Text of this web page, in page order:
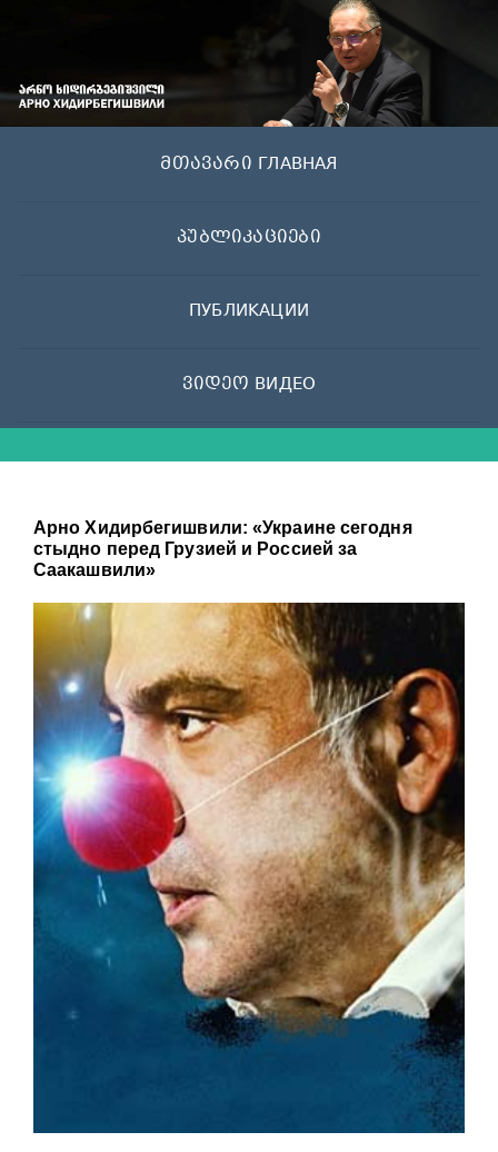
მთავარი ГЛАВНАЯ
პუბლიკაციები
ПУБЛИКАЦИИ
ვიდეო ВИДЕО
Арно Хидирбегишвили: «Украине сегодня
стыдно перед Грузией и Россией за
Саакашвили»